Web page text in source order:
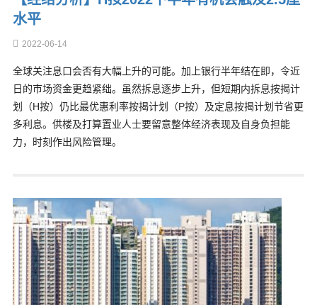
水平
2022-06-14
全球关注息口会否有大幅上升的可能。加上银行半年结在即，令近
日的市场资金更趋紧绌。虽然拆息逐步上升，但短期内拆息按揭计
划（H按）仍比最优惠利率按揭计划（P按）及定息按揭计划节省更
多利息。供楼及打算置业人士要留意整体经济表现及自身负担能
力，时刻作出风险管理。